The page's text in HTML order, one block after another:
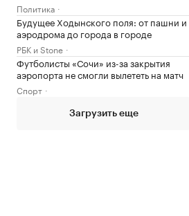
Политика
Будущее Ходынского поля: от пашни и
аэродрома до города в городе
РБК и Stone
Футболисты «Сочи» из-за закрытия
аэропорта не смогли вылететь на матч
Спорт
Загрузить еще